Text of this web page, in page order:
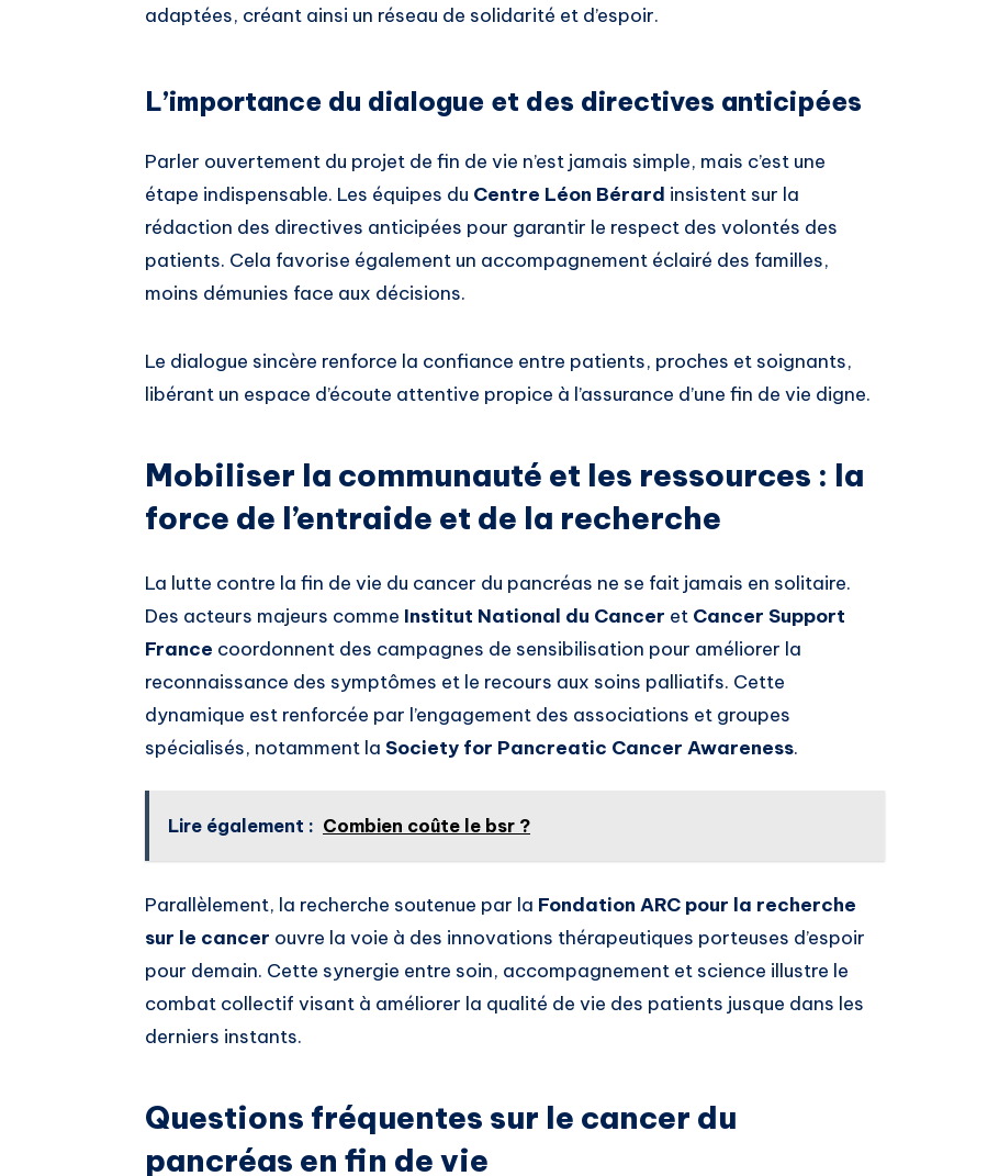
adaptées, créant ainsi un réseau de solidarité et d’espoir.
L’importance du dialogue et des directives anticipées
Parler ouvertement du projet de fin de vie n’est jamais simple, mais c’est une
étape indispensable. Les équipes du Centre Léon Bérard insistent sur la
rédaction des directives anticipées pour garantir le respect des volontés des
patients. Cela favorise également un accompagnement éclairé des familles,
moins démunies face aux décisions.
Le dialogue sincère renforce la confiance entre patients, proches et soignants,
libérant un espace d’écoute attentive propice à l’assurance d’une fin de vie digne.
Mobiliser la communauté et les ressources : la
force de l’entraide et de la recherche
La lutte contre la fin de vie du cancer du pancréas ne se fait jamais en solitaire.
Des acteurs majeurs comme Institut National du Cancer et Cancer Support
France coordonnent des campagnes de sensibilisation pour améliorer la
reconnaissance des symptômes et le recours aux soins palliatifs. Cette
dynamique est renforcée par l’engagement des associations et groupes
spécialisés, notamment la Society for Pancreatic Cancer Awareness.
Lire également : Combien coûte le bsr ?
Parallèlement, la recherche soutenue par la Fondation ARC pour la recherche
sur le cancer ouvre la voie à des innovations thérapeutiques porteuses d’espoir
pour demain. Cette synergie entre soin, accompagnement et science illustre le
combat collectif visant à améliorer la qualité de vie des patients jusque dans les
derniers instants.
Questions fréquentes sur le cancer du
pancréas en fin de vie